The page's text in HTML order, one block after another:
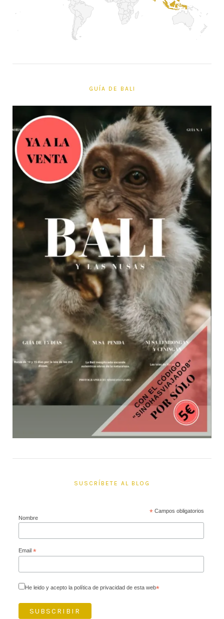
GUÍA DE BALI
SUSCRÍBETE AL BLOG
*Campos obligatorios
Nombre
Email *
He leido y acepto la política de privacidad de esta web*